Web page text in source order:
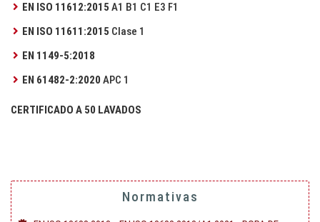
EN ISO 11612:2015A1 B1 C1 E3 F1
EN ISO 11611:2015 Clase 1
EN 1149-5:2018
EN 61482-2:2020 APC 1
CERTIFICADO A 50 LAVADOS
Normativas